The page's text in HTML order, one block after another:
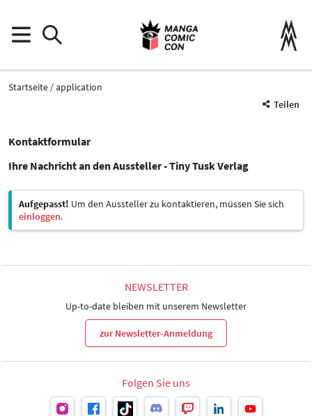
Startseite
application
Teilen
Kontaktformular
Ihre Nachricht an den Aussteller - Tiny Tusk Verlag
Aufgepasst! Um den Aussteller zu kontaktieren, müssen Sie sich
einloggen.
NEWSLETTER
Up-to-date bleiben mit unserem Newsletter
zur Newsletter-Anmeldung
Folgen Sie uns